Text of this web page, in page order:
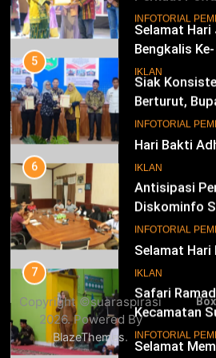
14
Selamat
Bengkalis
IKLAN
15
Hari Bakti
IKLAN
16
Selamat Hari
IKLAN
17
Selamat
Istana
5
Siak
Berturut,
Penguatan
6
Diskominfo
Tanggap
SPBE
7
Kecamatan
Siak Jemput
INFOTORIAL
Copyright ©suaraspirasi
2026. Powered By
BlazeThemes.